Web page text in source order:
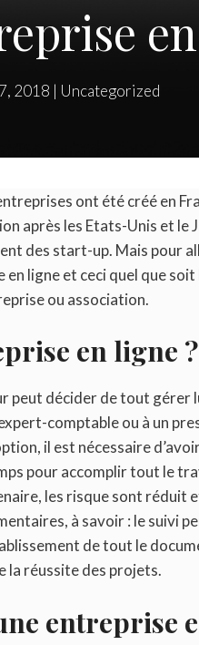
2018 | Uncategorized
ont été créé en
après les Etats-Unis et le
des start-up. Mais pour
ligne et ceci quel que
ou association.
en ligne ?
peut décider de tout gérer
comptable ou à un
il est nécessaire
pour accomplir tout le
les risque sont réduit
à savoir : le suivi
de tout le
la réussite des projets.
entreprise